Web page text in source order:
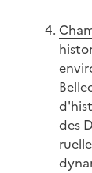
des